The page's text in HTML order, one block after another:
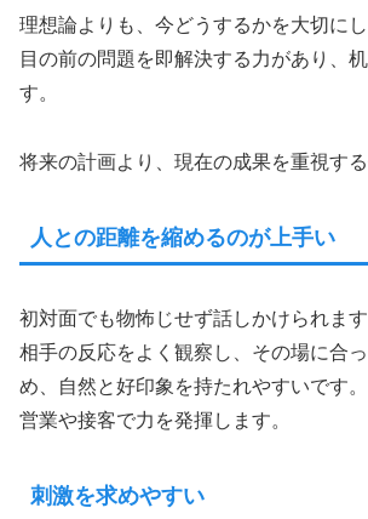
理想論よりも、今どうするかを大切にし
目の前の問題を即解決する力があり、
す。
将来の計画より、現在の成果を重視する
人との距離を縮めるのが上手い
初対面でも物怖じせず話しかけられます
相手の反応をよく観察し、その場に合
め、自然と好印象を持たれやすいです。
営業や接客で力を発揮します。
刺激を求めやすい